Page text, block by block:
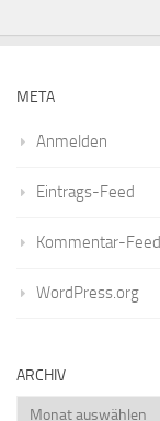
META
Anmelden
Eintrags-Feed
Kommentar-Feed
WordPress.org
ARCHIV
Archiv